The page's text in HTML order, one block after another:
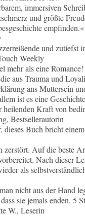
immersiven
und größte
und zutiefst
Weekly
mehr als eine
aus Trauma und
ans Muttersein
ist es eine
heilenden Kraft von
Bestsellerautorin
dieses Buch bricht
zerstört. Auf die beste
Nach dieser
als
nicht aus der Hand
sie jemals enden. 5
W., Leserin